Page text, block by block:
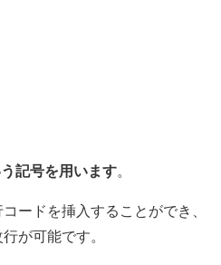
記号を用います。
ードを挿入することができ、
が可能です。